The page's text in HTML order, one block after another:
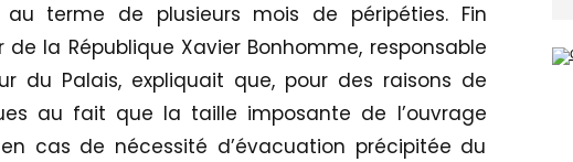
terme de plusieurs mois de péripéties. Fin
de la République Xavier Bonhomme, responsable
du Palais, expliquait que, pour des raisons de
au fait que la taille imposante de l’ouvrage
cas de nécessité d’évacuation précipitée du